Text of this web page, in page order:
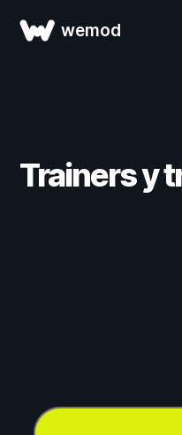
wemod
Trainers y